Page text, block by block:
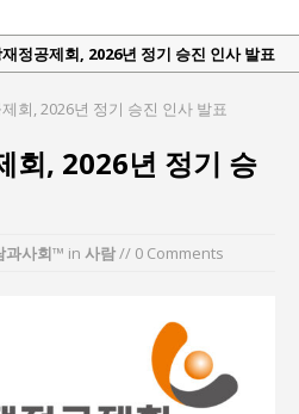
정공제회, 2026년 정기 승진 인사 발표
최
청향우회중앙회 총재 취임 논란 확산
약은 ‘빛 좋은 개살구’인가?
박함과 ‘실무형 정치인’으로 생활정치 실
현대전, 강한 군대도 약해질 수 있다”
가, 생활문화상품 4종 판매
2국가론: 한반도 평화의 새로운 길
회, 2026년 정기 승진 인사 발표
회, 2026년 정기 승
과사회™ in 사람// 0 Comments